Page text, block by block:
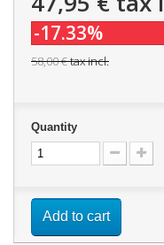
-17.33%
58,00 €tax incl.
Quantity
Add to cart